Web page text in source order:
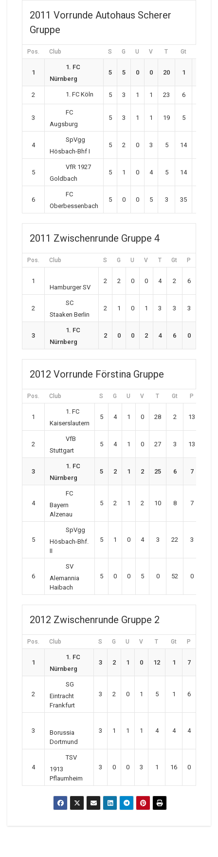
2011 Vorrunde Autohaus Scherer
Gruppe
Pos. Club S G U V T Gt
1
1. FC
Nürnberg
5 5 0 0 20 1
2 1. FC Köln 5 3 1 1 23 6
3
FC
Augsburg
5 3 1 1 19 5
4
SpVgg
Hösbach-Bhf I
5 2 0 3 5 14
5
VfR 1927
Goldbach
5 1 0 4 5 14
6
FC
Oberbessenbach
5 0 0 5 3 35
2011 Zwischenrunde Gruppe 4
Pos. Club S G U V T Gt P
1
Hamburger SV
2 2 0 0 4 2 6
2
SC
Staaken Berlin
2 1 0 1 3 3 3
3
1. FC
Nürnberg
2 0 0 2 4 6 0
2012 Vorrunde Förstina Gruppe
Pos. Club S G U V T Gt P
1
1. FC
Kaiserslautern
5 4 1 0 28 2 13
2
VfB
Stuttgart
5 4 1 0 27 3 13
3
1. FC
Nürnberg
5 2 1 2 25 6 7
4
FC
Bayern
Alzenau
5 2 1 2 10 8 7
5
SpVgg
Hösbach-Bhf.
II
5 1 0 4 3 22 3
6
SV
Alemannia
Haibach
5 0 0 5 0 52 0
2012 Zwischenrunde Gruppe 2
Pos. Club S G U V T Gt P
1
1. FC
Nürnberg
3 2 1 0 12 1 7
2
SG
Eintracht
Frankfurt
3 2 0 1 5 1 6
3
Borussia
Dortmund
3 1 1 1 4 4 4
4
TSV
1913
Pflaumheim
3 0 0 3 1 16 0